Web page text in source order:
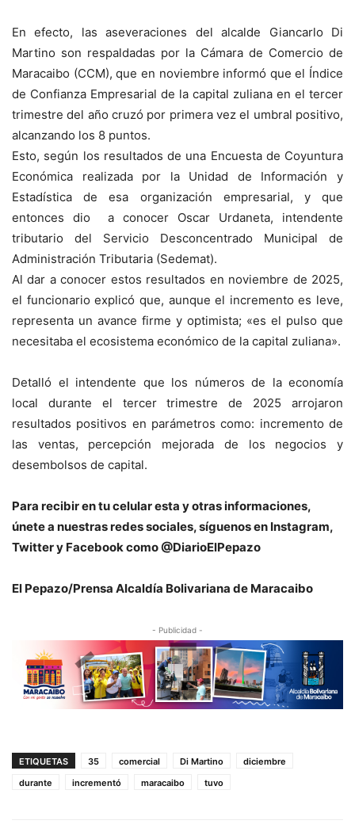
En efecto, las aseveraciones del alcalde Giancarlo Di
Martino son respaldadas por la Cámara de Comercio de
Maracaibo (CCM), que en noviembre informó que el Índice
de Confianza Empresarial de la capital zuliana en el tercer
trimestre del año cruzó por primera vez el umbral positivo,
alcanzando los 8 puntos.
Esto, según los resultados de una Encuesta de Coyuntura
Económica realizada por la Unidad de Información y
Estadística de esa organización empresarial, y que
entonces dio a conocer Oscar Urdaneta, intendente
tributario del Servicio Desconcentrado Municipal de
Administración Tributaria (Sedemat).
Al dar a conocer estos resultados en noviembre de 2025,
el funcionario explicó que, aunque el incremento es leve,
representa un avance firme y optimista; «es el pulso que
necesitaba el ecosistema económico de la capital zuliana».
Detalló el intendente que los números de la economía
local durante el tercer trimestre de 2025 arrojaron
resultados positivos en parámetros como: incremento de
las ventas, percepción mejorada de los negocios y
desembolsos de capital.
Para recibir en tu celular esta y otras informaciones,
únete a nuestras redes sociales, síguenos en Instagram,
Twitter y Facebook como @DiarioElPepazo
El Pepazo/Prensa Alcaldía Bolivariana de Maracaibo
- Publicidad -
ETIQUETAS 35 comercial Di Martino
diciembre
durante
incrementó maracaibo tuvo